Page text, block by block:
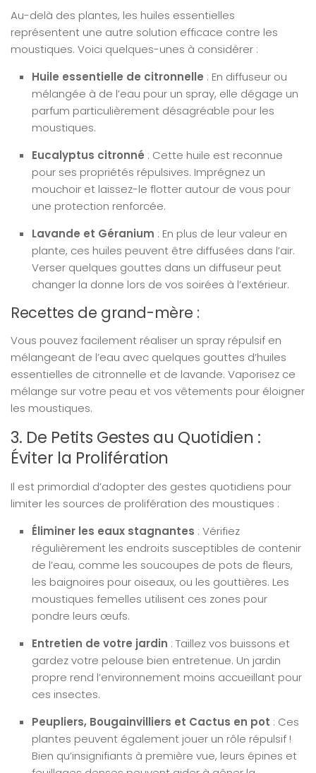
Au-delà des plantes, les huiles essentielles
représentent une autre solution efficace contre les
moustiques. Voici quelques-unes à considérer :
Huile essentielle de citronnelle : En diffuseur ou
mélangée à de l’eau pour un spray, elle dégage un
parfum particulièrement désagréable pour les
moustiques.
Eucalyptus citronné : Cette huile est reconnue
pour ses propriétés répulsives. Imprégnez un
mouchoir et laissez-le flotter autour de vous pour
une protection renforcée.
Lavande et Géranium : En plus de leur valeur en
plante, ces huiles peuvent être diffusées dans l’air.
Verser quelques gouttes dans un diffuseur peut
changer la donne lors de vos soirées à l’extérieur.
Recettes de grand-mère :
Vous pouvez facilement réaliser un spray répulsif en
mélangeant de l’eau avec quelques gouttes d’huiles
essentielles de citronnelle et de lavande. Vaporisez ce
mélange sur votre peau et vos vêtements pour éloigner
les moustiques.
3. De Petits Gestes au Quotidien :
Éviter la Prolifération
Il est primordial d’adopter des gestes quotidiens pour
limiter les sources de prolifération des moustiques :
Éliminer les eaux stagnantes : Vérifiez
régulièrement les endroits susceptibles de contenir
de l’eau, comme les soucoupes de pots de fleurs,
les baignoires pour oiseaux, ou les gouttières. Les
moustiques femelles utilisent ces zones pour
pondre leurs œufs.
Entretien de votre jardin : Taillez vos buissons et
gardez votre pelouse bien entretenue. Un jardin
propre rend l’environnement moins accueillant pour
ces insectes.
Peupliers, Bougainvilliers et Cactus en pot : Ces
plantes peuvent également jouer un rôle répulsif !
Bien qu’insignifiants à première vue, leurs épines et